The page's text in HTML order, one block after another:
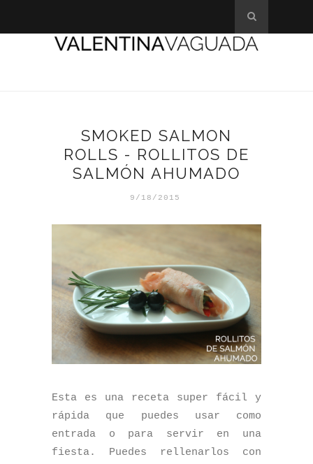
SMOKED SALMON
ROLLS - ROLLITOS DE
SALMÓN AHUMADO
9/18/2015
Esta es una receta super fácil y
rápida que puedes usar como
entrada o para servir en una
fiesta. Puedes rellenarlos con